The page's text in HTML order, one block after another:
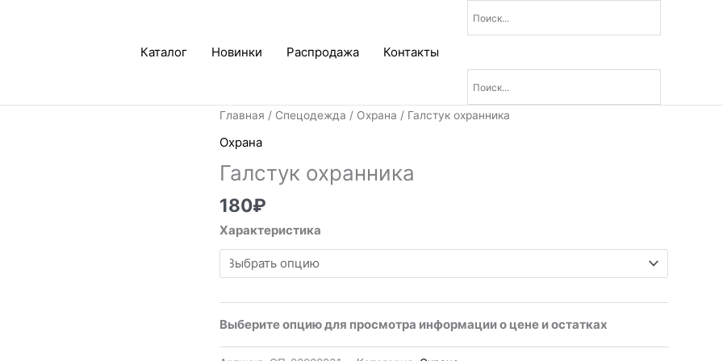
Каталог Новинки Распродажа Контакты
Главная / Спецодежда / Охрана / Галстук охранника
Охрана
Галстук охранника
180₽
Характеристика
Выберите опцию для просмотра информации о цене и остатках